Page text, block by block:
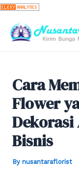
Skip
content
Cara
Flower
Dekorasi
Bisnis
By nusantaraflorist